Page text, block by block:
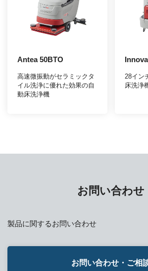
Antea 50BTO
高速微振動がセラミックタ
イル洗浄に優れた効果の自
動床洗浄機
28イン
床洗浄
お問い合わせ
製品に関するお問い合わせ
お問い合わせ・ご相